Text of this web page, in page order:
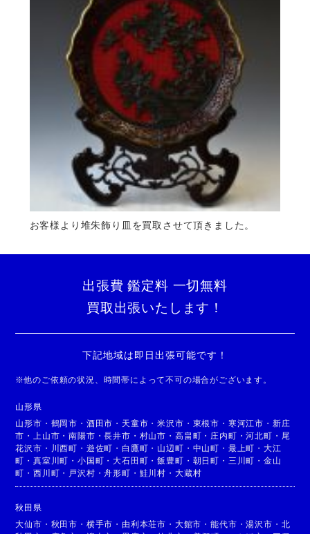
お客様より堆朱飾り皿を買取させて頂きました。
出張費 鑑定料 一切無料
買取出張いたします！
下記地域は即日出張可能です！
※他のご依頼の状況、時間帯によって不可の場合がございます。
山形県
山形市 ・ 鶴岡市 ・ 酒田市 ・ 天童市 ・米沢市 ・ 東根市 ・ 寒河江市 ・ 新庄
市 ・ 上山市 ・南陽市 ・長井市 ・ 村山市 ・ 高畠町 ・ 庄内町 ・河北町 ・ 尾
花沢市 ・ 川西町 ・ 遊佐町 ・ 白鷹町 ・ 山辺町 ・ 中山町 ・ 最上町 ・ 大江
町 ・真室川町 ・小国町 ・大石田町 ・飯豊町 ・ 朝日町 ・ 三川町 ・ 金山
町 ・西川町 ・ 戸沢村 ・舟形町 ・ 鮭川村 ・ 大蔵村
秋田県
大仙市 ・ 秋田市 ・ 横手市 ・ 由利本荘市 ・ 大館市 ・能代市 ・湯沢市 ・ 北